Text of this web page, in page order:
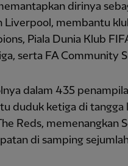
dirinya
Liverpool, membantu
Piala Dunia Klub
serta FA Community
dalam 435
duduk ketiga di
Reds, memenangkan
di samping